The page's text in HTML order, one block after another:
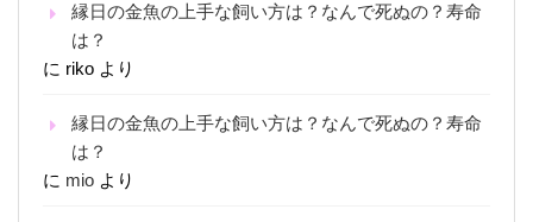
縁日の金魚の上手な飼い方は？なんで死ぬの？寿命
は？
に riko より
縁日の金魚の上手な飼い方は？なんで死ぬの？寿命
は？
に mio より